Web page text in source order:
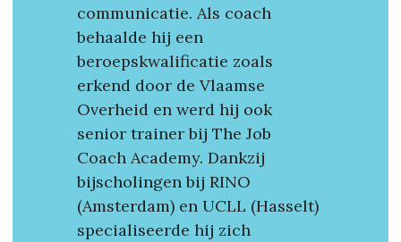
communicatie. Als coach
behaalde hij een
beroepskwalificatie zoals
erkend door de Vlaamse
Overheid en werd hij ook
senior trainer bij The Job
Coach Academy. Dankzij
bijscholingen bij RINO
(Amsterdam) en UCLL (Hasselt)
specialiseerde hij zich